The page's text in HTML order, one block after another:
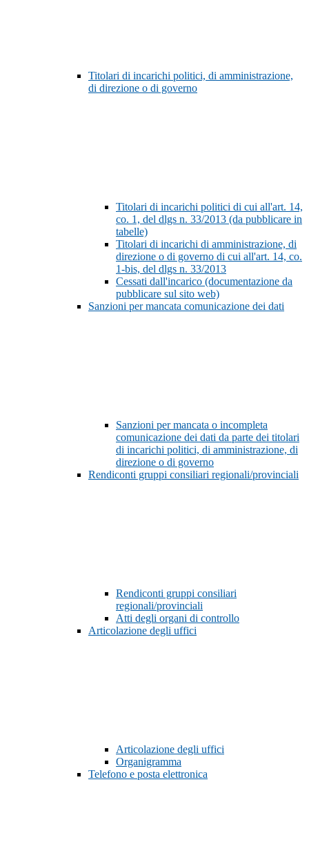
Titolari di incarichi politici, di amministrazione,
di direzione o di governo
Titolari di incarichi politici di cui all'art. 14,
co. 1, del dlgs n. 33/2013 (da pubblicare in
tabelle)
Titolari di incarichi di amministrazione, di
direzione o di governo di cui all'art. 14, co.
1-bis, del dlgs n. 33/2013
Cessati dall'incarico (documentazione da
pubblicare sul sito web)
Sanzioni per mancata comunicazione dei dati
Sanzioni per mancata o incompleta
comunicazione dei dati da parte dei titolari
di incarichi politici, di amministrazione, di
direzione o di governo
Rendiconti gruppi consiliari regionali/provinciali
Rendiconti gruppi consiliari
regionali/provinciali
Atti degli organi di controllo
Articolazione degli uffici
Articolazione degli uffici
Organigramma
Telefono e posta elettronica